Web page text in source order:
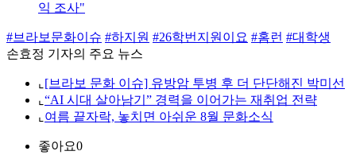
익 조사"
#브라보문화이슈 #하지원 #26학번지원이요 #홈런 #대학생
손효정 기자의 주요 뉴스
⌞ [브라보 문화 이슈] 유방암 투병 후 더 단단해진 박미선
⌞ “AI 시대 살아남기” 경력을 이어가는 재취업 전략
⌞ 여름 끝자락, 놓치면 아쉬운 8월 문화소식
좋아요0